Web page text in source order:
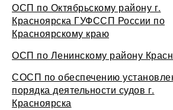
ОСП по Октябрьскому району г.
Красноярска ГУФССП России по
Красноярскому краю
ОСП по Ленинскому району
СОСП по обеспечению
порядка деятельности судов г.
Красноярска